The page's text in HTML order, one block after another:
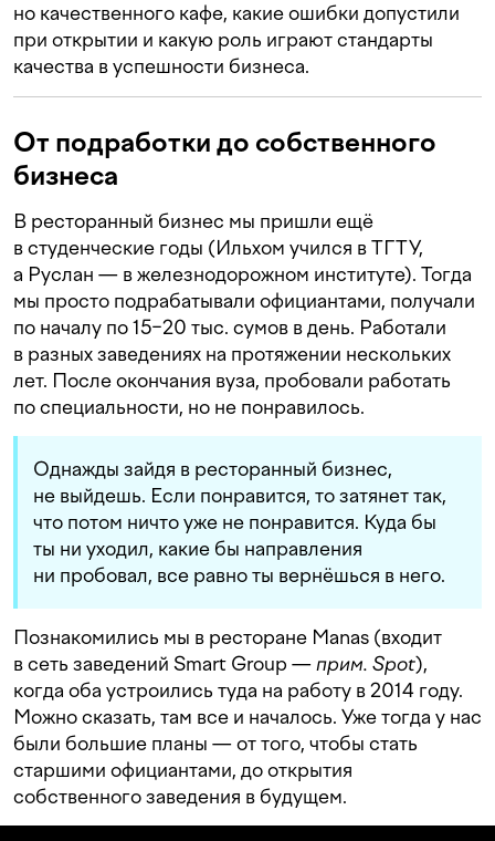
но качественного кафе, какие ошибки допустили
при открытии и какую роль играют стандарты
качества в успешности бизнеса.
От подработки до собственного
бизнеса
В ресторанный бизнес мы пришли ещё
в студенческие годы (Ильхом учился в ТГТУ,
а Руслан — в железнодорожном институте). Тогда
мы просто подрабатывали официантами, получали
по началу по 15−20 тыс. сумов в день. Работали
в разных заведениях на протяжении нескольких
лет. После окончания вуза, пробовали работать
по специальности, но не понравилось.
Однажды зайдя в ресторанный бизнес,
не выйдешь. Если понравится, то затянет так,
что потом ничто уже не понравится. Куда бы
ты ни уходил, какие бы направления
ни пробовал, все равно ты вернёшься в него.
Познакомились мы в ресторане Manas (входит
в сеть заведений Smart Group —прим. Spot),
когда оба устроились туда на работу в 2014 году.
Можно сказать, там все и началось. Уже тогда у нас
были большие планы — от того, чтобы стать
старшими официантами, до открытия
собственного заведения в будущем.